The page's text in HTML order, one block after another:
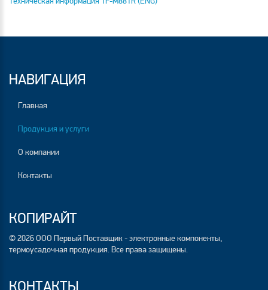
НАВИГАЦИЯ
Главная
Продукция и услуги
О компании
Контакты
КОПИРАЙТ
© 2026 ООО Первый Поставщик - электронные компоненты,
термоусадочная продукция. Все права защищены.